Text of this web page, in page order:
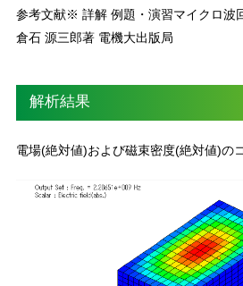
参考文献※ 詳解 例題・演習マイクロ波
倉石 源三郎著 電機大出版局
解析結果
電場(絶対値)および磁束密度(絶対値)の